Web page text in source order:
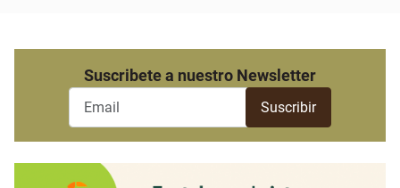
Suscribete a nuestro Newsletter